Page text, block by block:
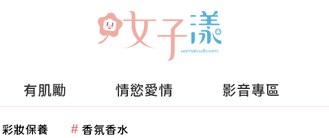
有肌勵 情慾愛情 影音專區
彩妝保養 香氛香水